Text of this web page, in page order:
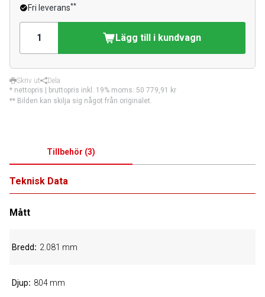
Fri leverans**
Lägg till i kundvagn
Skriv ut
Dela
* nettopris | bruttopris inkl. 19% moms: 50 779,91 kr
** Bilden kan skilja sig något från originalet.
Tillbehör (3)
Teknisk Data
Mått
Bredd 2.081 mm
Djup 804 mm